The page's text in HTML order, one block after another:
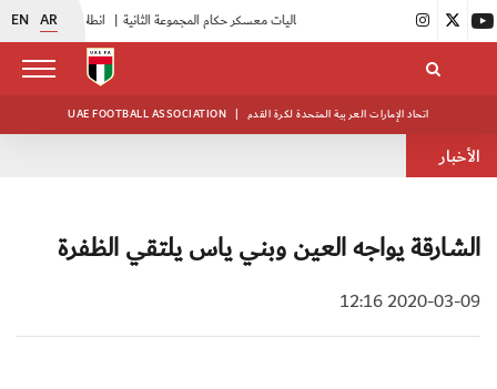
EN AR انطلاق منافسات بطولة النخبة لحرس الرئاسة |
UAE FOOTBALL ASSOCIATION | اتحاد الإمارات العربية المتحدة لكرة القدم
الأخبار
الشارقة يواجه العين وبني ياس يلتقي الظفرة
2020-03-09 12:16